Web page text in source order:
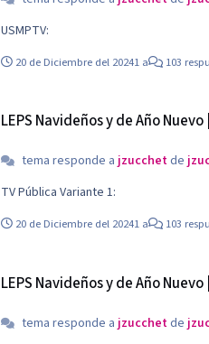
USMPTV:
20 de Diciembre del 20241 a 103
LEPS Navideños y de Año
tema responde ajzucchetde
TV Pública Variante 1:
20 de Diciembre del 20241 a 103
LEPS Navideños y de Año
tema responde a jzucchetde